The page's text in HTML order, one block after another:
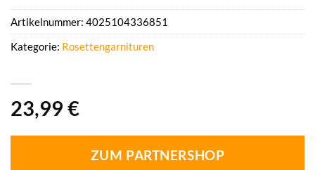
23,99 €
ZUM PARTNERSHOP
Artikelnummer: 4025104336851
Kategorie: Rosettengarnituren